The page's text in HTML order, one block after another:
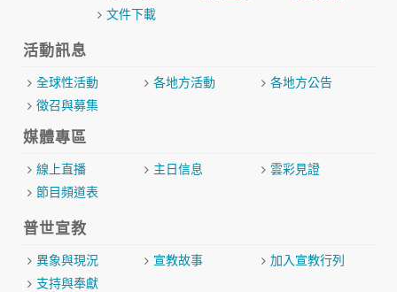
文件下載
活動訊息
全球性活動 各地方活動
各地方公告
徵召與募集
媒體專區
線上直播 主日信息
雲彩見證
節目頻道表
普世宣教
異象與現況 宣教故事
加入宣教行列
支持與奉獻